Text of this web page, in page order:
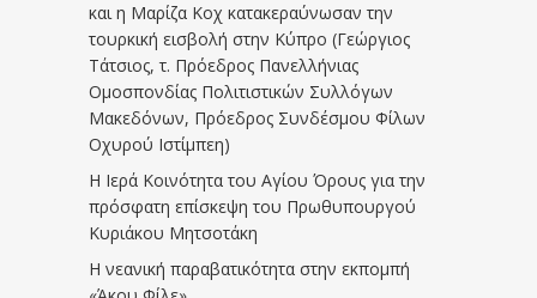
και η Μαρίζα Κοχ κατακεραύνωσαν την
τουρκική εισβολή στην Κύπρο (Γεώργιος
Τάτσιος, τ. Πρόεδρος Πανελλήνιας
Ομοσπονδίας Πολιτιστικών Συλλόγων
Μακεδόνων, Πρόεδρος Συνδέσμου Φίλων
Οχυρού Ιστίμπεη)
Η Ιερά Κοινότητα του Αγίου Όρους για την
πρόσφατη επίσκεψη του Πρωθυπουργού
Κυριάκου Μητσοτάκη
Η νεανική παραβατικότητα στην εκπομπή